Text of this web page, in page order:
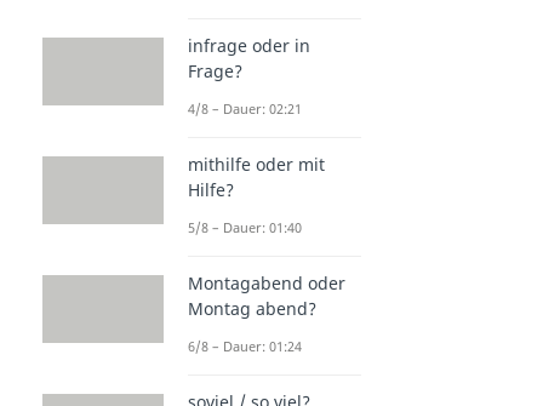
infrage oder in
Frage?
4/8 – Dauer: 02:21
mithilfe oder mit
Hilfe?
5/8 – Dauer: 01:40
Montagabend oder
Montag abend?
6/8 – Dauer: 01:24